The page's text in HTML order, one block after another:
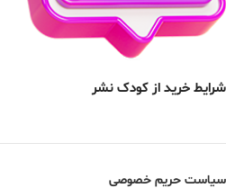
شرایط خرید از کودک نشر
سیاست حریم خصوصی